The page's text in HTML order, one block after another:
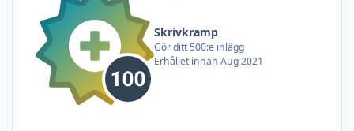
Skrivkramp
Gör ditt 500:e inlägg
Erhållet innan Aug 2021